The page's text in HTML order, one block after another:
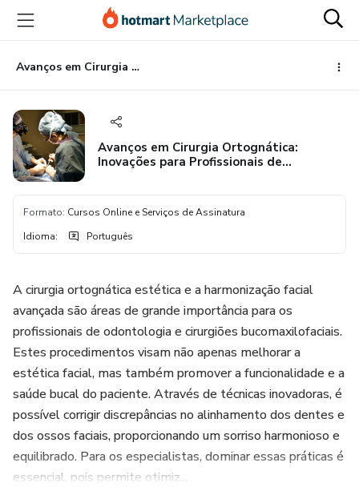
para
conteúdo
principal
para
pagamento
para
rodapé
Avanços em Cirurgia Ortognática: Inovações para Profissionais de Odontologia
Avanços em Cirurgia Ortognática:
Inovações para Profissionais de
Formato: Cursos Online e Serviços de Assinatura
Idioma: Português
A cirurgia ortognática estética e a harmonização facial
avançada são áreas de grande importância para os
profissionais de odontologia e cirurgiões bucomaxilofaciais.
Estes procedimentos visam não apenas melhorar a
estética facial, mas também promover a funcionalidade e a
saúde bucal do paciente. Através de técnicas inovadoras, é
possível corrigir discrepâncias no alinhamento dos dentes e
dos ossos faciais, proporcionando um sorriso harmonioso e
equilibrado. Para os especialistas, dominar essas práticas é
essencial, pois permite otimiz...